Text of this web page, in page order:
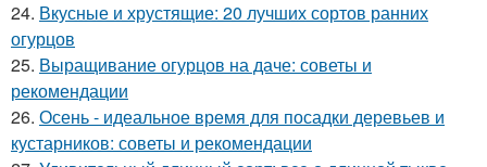
24. Вкусные и хрустящие: 20 лучших сортов ранних
огурцов
25. Выращивание огурцов на даче: советы и
рекомендации
26. Осень - идеальное время для посадки деревьев и
кустарников: советы и рекомендации